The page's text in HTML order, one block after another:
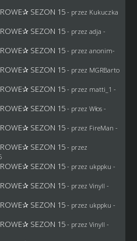
SEZON 15 - przez Kukuczka
SEZON 15 - przez adja -
SEZON 15 - przez anonim-
SEZON 15 - przez MGRBarto
SEZON 15 - przez matti_1 -
SEZON 15 - przez Włos-
SEZON 15 - przez FireMan -
SEZON 15 - przez
SEZON 15 - przez ukppku -
SEZON 15 - przez Vinyll -
SEZON 15 - przez ukppku -
SEZON 15 - przez Vinyll -